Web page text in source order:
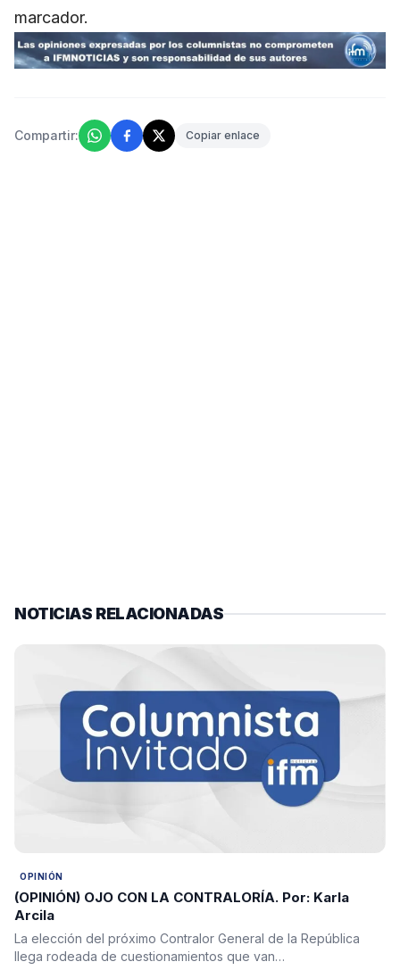
marcador.
Compartir: Copiar enlace
NOTICIAS RELACIONADAS
OPINIÓN
(OPINIÓN) OJO CON LA CONTRALORÍA. Por: Karla
Arcila
La elección del próximo Contralor General de la República
llega rodeada de cuestionamientos que van…